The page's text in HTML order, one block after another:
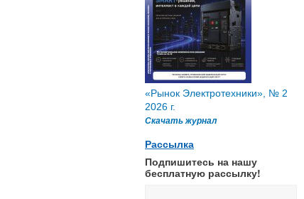
«Рынок Электротехники», № 2
2026 г.
Скачать журнал
Рассылка
Подпишитесь на нашу
бесплатную рассылку!